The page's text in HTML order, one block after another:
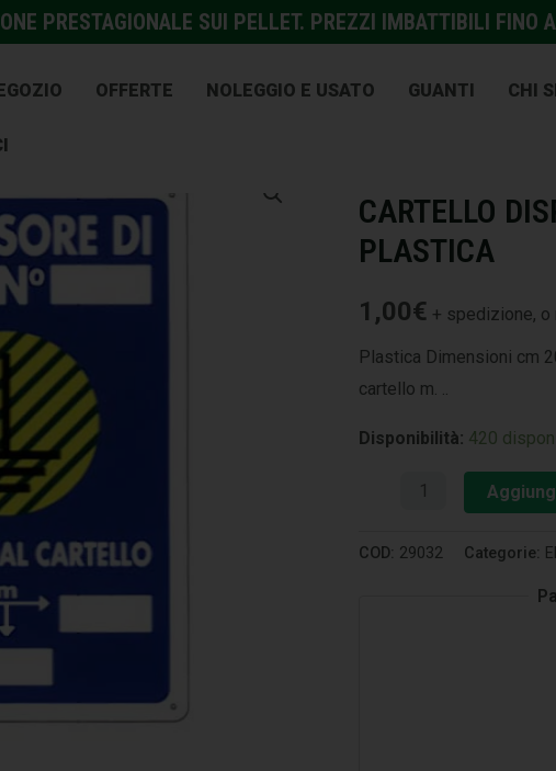
PRESTAGIONALE SUI PELLET. PREZZI IMBATTIBILI FINO
OFFERTE NOLEGGIO E USATO GUANTI CHI
CARTELLO
PLASTICA
1,00€ + spedizione,
Plastica Dimensioni cm
cartello m. ..
Disponibilità: 420
COD: 29032 Categorie: